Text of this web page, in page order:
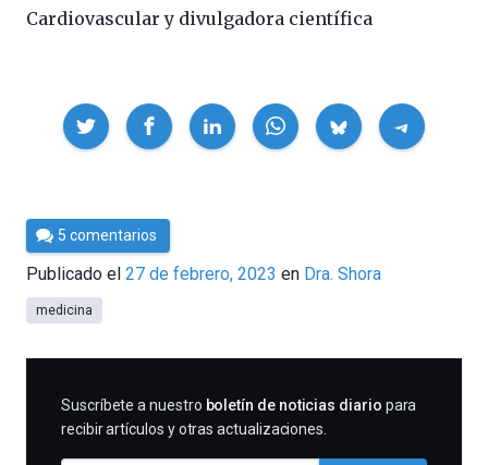
Cardiovascular y divulgadora científica
Compartir
Por
César
Tomé
5 comentarios
Publicado el 27 de febrero, 2023 en Dra. Shora
medicina
SUSCRIBIRME
Suscríbete a nuestro boletín de noticias diario para
recibir artículos y otras actualizaciones.